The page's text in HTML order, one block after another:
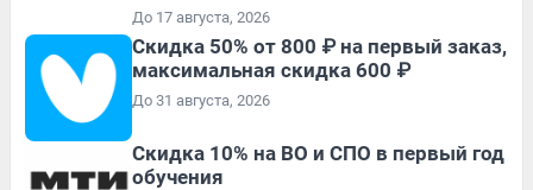
До 17 августа, 2026
Скидка 50% от 800 ₽ на первый заказ,
максимальная скидка 600 ₽
До 31 августа, 2026
Скидка 10% на ВО и СПО в первый год
обучения